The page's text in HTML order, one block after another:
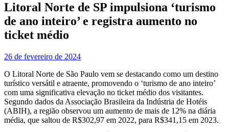
Litoral Norte de SP impulsiona ‘turismo
de ano inteiro’ e registra aumento no
ticket médio
26 de fevereiro de 2024
O Litoral Norte de São Paulo vem se destacando como um destino
turístico versátil e atraente, promovendo o ‘turismo de ano inteiro’
com uma significativa elevação no ticket médio dos visitantes.
Segundo dados da Associação Brasileira da Indústria de Hotéis
(ABIH), a região observou um aumento de mais de 12% na diária
média, que saltou de R$302,97 em 2022, para R$341,15 em 2023.